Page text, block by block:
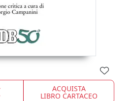
ACQUISTA
LIBRO CARTACEO